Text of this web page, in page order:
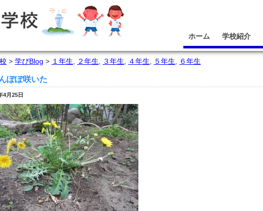
ホーム 学校紹介
> 学びBlog > １年生 ２年生 ３年生 ４年生 ５年生 ６年生
ぽぽ咲いた
4月25日